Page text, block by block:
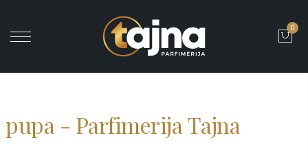
0
pupa - Parfimerija Tajna